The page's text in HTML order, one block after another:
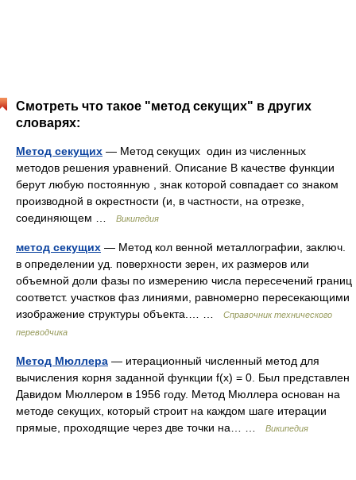
Смотреть что такое "метод секущих" в других
словарях:
Метод секущих — Метод секущих один из численных
методов решения уравнений. Описание В качестве функции
берут любую постоянную , знак которой совпадает со знаком
производной в окрестности (и, в частности, на отрезке,
соединяющем …
Википедия
метод секущих — Метод кол венной металлографии, заключ.
в определении уд. поверхности зерен, их размеров или
объемной доли фазы по измерению числа пересечений границ
соответст. участков фаз линиями, равномерно пересекающими
изображение структуры объекта.… …
Справочник технического
переводчика
Метод Мюллера — итерационный численный метод для
вычисления корня заданной функции f(x) = 0. Был представлен
Давидом Мюллером в 1956 году. Метод Мюллера основан на
методе секущих, который строит на каждом шаге итерации
прямые, проходящие через две точки на… …
Википедия